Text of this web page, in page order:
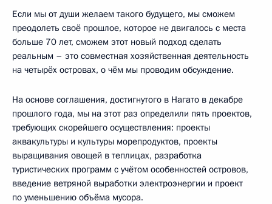
Если мы от души желаем такого будущего, мы сможем
преодолеть своё прошлое, которое не двигалось с места
больше 70 лет, сможем этот новый подход сделать
реальным – это совместная хозяйственная деятельность
на четырёх островах, о чём мы проводим обсуждение.
На основе соглашения, достигнутого в Нагато в декабре
прошлого года, мы на этот раз определили пять проектов,
требующих скорейшего осуществления: проекты
аквакультуры и культуры морепродуктов, проекты
выращивания овощей в теплицах, разработка
туристических программ с учётом особенностей островов,
введение ветряной выработки электроэнергии и проект
по уменьшению объёма мусора.